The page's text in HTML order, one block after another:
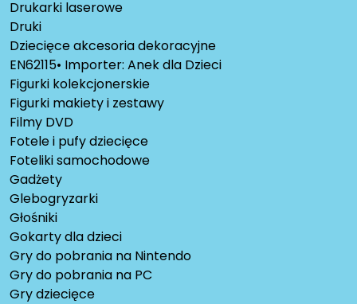
Drukarki laserowe
Druki
Dziecięce akcesoria dekoracyjne
EN62115• Importer: Anek dla Dzieci
Figurki kolekcjonerskie
Figurki makiety i zestawy
Filmy DVD
Fotele i pufy dziecięce
Foteliki samochodowe
Gadżety
Glebogryzarki
Głośniki
Gokarty dla dzieci
Gry do pobrania na Nintendo
Gry do pobrania na PC
Gry dziecięce